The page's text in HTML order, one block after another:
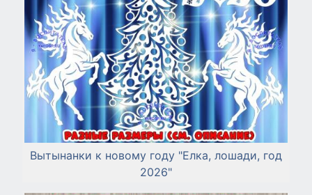
Вытынанки к новому году "Елка, лошади, год
2026"